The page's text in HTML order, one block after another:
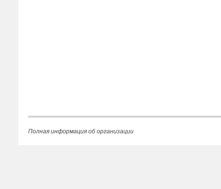
Полная информация об организации